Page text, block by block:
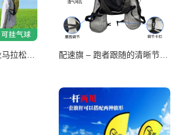
配速员背包旗 – 专业马拉松节奏装备